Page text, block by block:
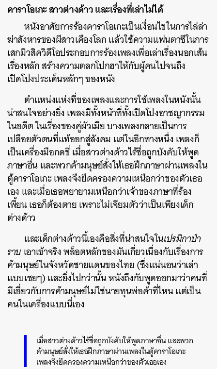
คาราโอเกะ สาวต่างด้าว และเรื่องที่เล่าไม่ได้
หนังอาศัยการร้องคาราโอเกะเป็นเงื่อนไขในการไล่ล่า
ฆ่าสังหารของผีสาวเคืองโลก แล้วใช้ความแฟนตาซีในการ
เสกมิวสิควิดีโอประกอบการร้องเพลงเพื่อเล่าเรื่องนอกเส้น
เรื่องหลัก สร้างความตลกโปกฮาให้กับผู้คนไปจนถึง
เปิดโปงประเด็นหลักๆ ของหนัง
ตำแหน่งแห่งที่ของเพลงและการใช้เพลงในหนังนั้น
น่าสนใจอย่างยิ่ง เพลงมีทั้งหน้าที่ทั้งเปิดโปงอาชญากรรม
ในอดีต ในเรื่องของคู่ผัวเมีย บางเพลงกลายเป็นการ
เปลือยตัวตนที่แท้ออกสู่สังคม แต่ในอีกทางหนึ่ง เพลงก็
เป็นเครื่องมือกดขี่ เมื่อสาวต่างด้าวไร้ชื่อถูกบังคับให้พูด
ภาษาอื่น และพวกค้ามนุษย์สั่งให้เธอฝึกภาษาผ่านเพลงใน
ตู้คาราโอเกะ เพลงจึงยึดครองความเหนือกว่าของตัวเธอ
เอง และเมื่อเธอพยายามเหนือกว่าเจ้าของภาษาที่ร้อง
เพี้ยน เธอก็ต้องตาย เพราะไม่เจียมตัวว่าเป็นเพียงเด็ก
ต่างด้าว
และเด็กต่างด้าวนี้เองคือสิ่งที่น่าสนใจในเปรมิกาป่า
ราบ เอาเข้าจริง พล็อตหลักของมันเกี่ยวเนื่องกับเรื่องการ
ค้ามนุษย์ในจังหวัดชายแดนของไทย (ซึ่งแน่นอนว่าเล่า
แบบเชยๆ) และยิ่งไปกว่านั้น หนังถึงกับพูดออกมาว่าคนที่
มีเอี่ยวกับการค้ามนุษย์ไม่ใช่นายทุนพ่อค้าที่ไหน แต่เป็น
คนในเครื่องแบบนี่เอง
เมื่อสาวต่างด้าวไร้ชื่อถูกบังคับให้พูดภาษาอื่น และพวก
ค้ามนุษย์สั่งให้เธอฝึกภาษาผ่านเพลงในตู้คาราโอเกะ
เพลงจึงยึดครองความเหนือกว่าของตัวเธอเอง